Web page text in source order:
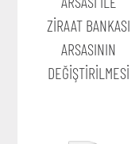
ZİRAAT BANKASI
ARSASININ
DEĞİŞTİRİLMESİ